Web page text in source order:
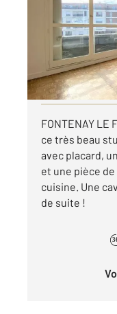
655 €
par mois
Visiter le site
FONTENAY LE
ce très beau
avec placard,
et une pièce
cuisine. Une
de suite !